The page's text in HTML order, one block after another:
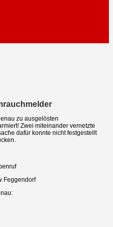
zu ausgelösten
Zwei miteinander vernetzte
dafür konnte nicht festgestellt
Feggendorf